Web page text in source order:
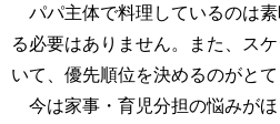
パパ主体で料理しているのは
る必要はありません。また、ス
いて、優先順位を決めるのがとて
今は家事・育児分担の悩みがほ